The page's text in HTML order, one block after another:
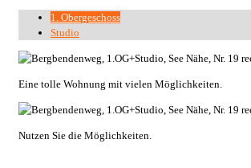
1. Obergeschoss
Studio
Eine tolle Wohnung mit vielen Möglichkeiten.
Nutzen Sie die Möglichkeiten.